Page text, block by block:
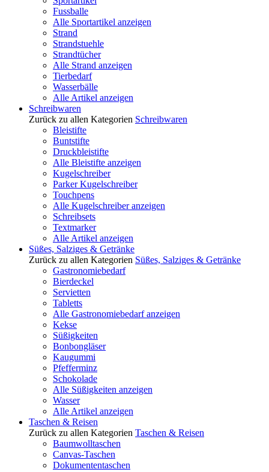
Fussballe
Alle Sportartikel anzeigen
Strand
Strandstuehle
Strandtücher
Alle Strand anzeigen
Tierbedarf
Wasserbälle
Alle Artikel anzeigen
Schreibwaren
Zurück zu allen Kategorien Schreibwaren
Bleistifte
Buntstifte
Druckbleistifte
Alle Bleistifte anzeigen
Kugelschreiber
Parker Kugelschreiber
Touchpens
Alle Kugelschreiber anzeigen
Schreibsets
Textmarker
Alle Artikel anzeigen
Süßes, Salziges & Getränke
Zurück zu allen Kategorien Süßes, Salziges & Getränke
Gastronomiebedarf
Bierdeckel
Servietten
Tabletts
Alle Gastronomiebedarf anzeigen
Kekse
Süßigkeiten
Bonbongläser
Kaugummi
Pfefferminz
Schokolade
Alle Süßigkeiten anzeigen
Wasser
Alle Artikel anzeigen
Taschen & Reisen
Zurück zu allen Kategorien Taschen & Reisen
Baumwolltaschen
Canvas-Taschen
Dokumententaschen